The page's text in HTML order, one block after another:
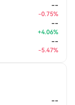
--
-0.75%
--
+4.06%
--
-5.47%
--